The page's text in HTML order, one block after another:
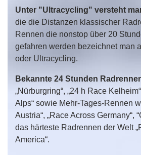
Unter "Ultracycling" versteht
die die Distanzen klassischer
Rennen die nonstop über 20
gefahren werden bezeichnet man
oder Ultracycling.
Bekannte 24 Stunden
„Nürburgring“, „24 h Race
Alps“ sowie Mehr-Tages-Rennen
Austria“, „Race Across Germany“,
das härteste Radrennen der Welt
America“.